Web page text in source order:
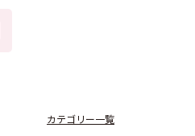
カテゴリー一覧